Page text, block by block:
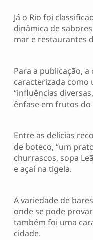
Já o Rio foi
dinâmica de
mar e restaurantes
Para a publicação,
caracterizada como
“influências
ênfase em frutos do
Entre as delícias
de boteco, “um
churrascos, sopa
e açaí na tigela.
A variedade de
onde se pode
também foi uma
cidade.